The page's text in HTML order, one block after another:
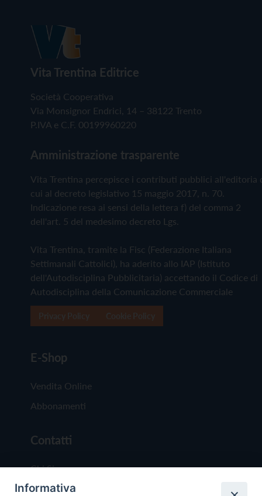
Vita Trentina Editrice
Società Cooperativa
Via Monsignor Endrici, 14 – 38122 Trento
P.IVA e C.F. 00199960220
Amministrazione trasparente
Vita Trentina percepisce i contributi pubblici all'editoria
cui al decreto legislativo 15 maggio 2017, n. 70.
Indicazione resa ai sensi della lettera f) del comma 2
dell'art. 5 del medesimo decreto Lgs.
Vita Trentina, tramite la Fisc (Federazione Italiana
Settimanali Cattolici), ha aderito allo IAP (Istituto
dell'Autodisciplina Pubblicitaria) accettando il Codice di
Autodisciplina della Comunicazione Commerciale
E-Shop
Vendita Online
Abbonamenti
Contatti
Chi Siamo
Redazione
Informativa